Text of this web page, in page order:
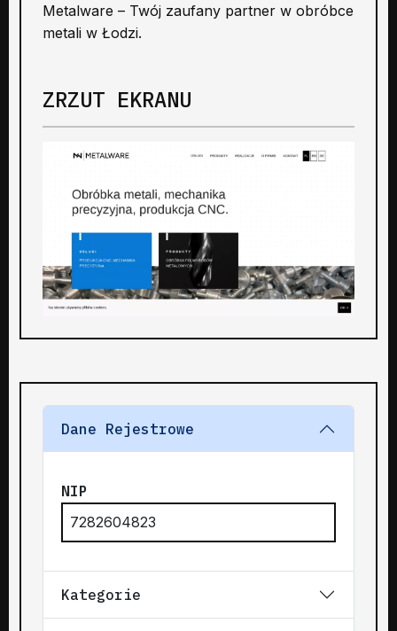
Metalware – Twój zaufany partner w obróbce
metali w Łodzi.
ZRZUT EKRANU
Dane Rejestrowe
NIP
7282604823
Kategorie